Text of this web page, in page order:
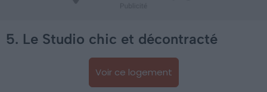
5. Le Studio chic et décontracté
Voir ce logement